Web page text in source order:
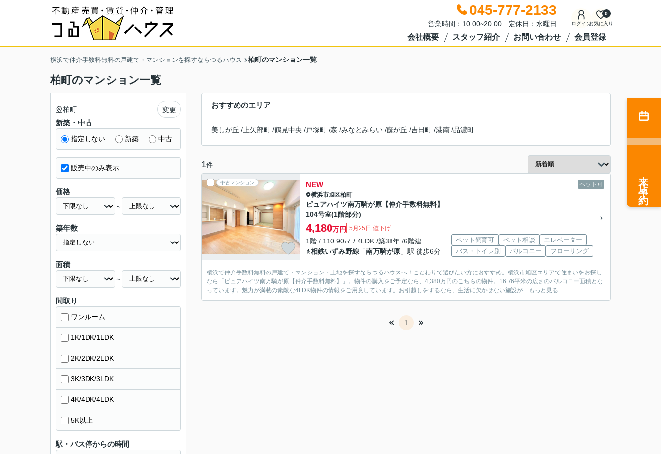
045-777-2133
営業時間：10:00~20:00 定休日：水曜日 ログインお気に入り
0
会社概要 スタッフ紹介 お問い合わせ 会員登録
横浜で仲介手数料無料の戸建て・マンションを探すならつるハウス 柏町のマンション一覧
柏町のマンション一覧
おすすめのエリア
美しが丘 / 上矢部町 /鶴見中央 /戸塚町 /森 /みなとみらい /藤が丘 /吉田町 /港南 /品濃町
1件
中古マンション ペット可
NEW
横浜市旭区柏町
ピュアハイツ南万騎が原【仲介手数料無料】
104号室(1階部分)
4,180万円 5月25日 値下げ
1階 / 110.90㎡ / 4LDK /築38年 /6階建
相鉄いずみ野線 「南万騎が原 」駅 徒歩6分
ペット飼育可 ペット相談
エレベーター
バス・トイレ別
バルコニー フローリング
横浜で仲介手数料無料の戸建て・マンション・土地を探すならつるハウスへ！こだわりで選びたい方におすすめ。横浜市旭区エリアで住まいをお探し
なら「ピュアハイツ南万騎が原【仲介手数料無料】」。物件の購入をご予定なら、4,380万円のこちらの物件。16.76平米の広さのバルコニー面積とな
っています。魅力が満載の素敵な4LDK物件の情報をご用意しています。お引越しをするなら、生活に欠かせない施設が... もっと見る
1
柏町 変更
新築・中古
指定しない 新築 中古
販売中のみ表示
価格
～
築年数
面積
～
間取り
ワンルーム
1K/1DK/1LDK
2K/2DK/2LDK
3K/3DK/3LDK
4K/4DK/4LDK
5K以上
駅・バス停からの時間
来店予約